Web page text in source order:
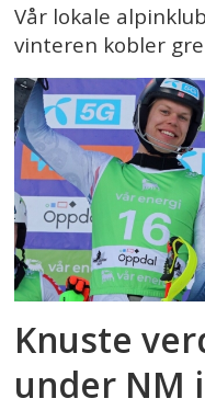
Vår lokale
vinteren kobler
Knuste
under NM